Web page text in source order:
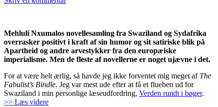
Mehluli Nxumalos novellesamling fra Swaziland og Sydafrika
overrasker positivt i kraft af sin humor og sit satiriske blik på
Apartheid og andre arvestykker fra den europæiske
imperialisme. Men de fleste af novellerne er noget ujævne i det.
For at være helt ærlig, så havde jeg ikke forventet mig meget af The
Fabulist’s Bindle. Jeg var mest ude efter at få et flueben ud for
Swaziland i min personlige læseudfordring, Verden rundt i bøger.
>> Læs videre